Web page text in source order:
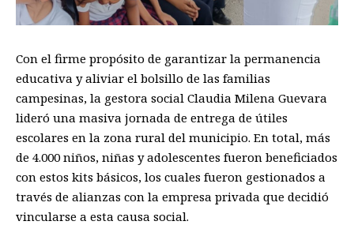
Con el firme propósito de garantizar la permanencia
educativa y aliviar el bolsillo de las familias
campesinas, la gestora social Claudia Milena Guevara
lideró una masiva jornada de entrega de útiles
escolares en la zona rural del municipio. En total, más
de 4.000 niños, niñas y adolescentes fueron beneficiados
con estos kits básicos, los cuales fueron gestionados a
través de alianzas con la empresa privada que decidió
vincularse a esta causa social.